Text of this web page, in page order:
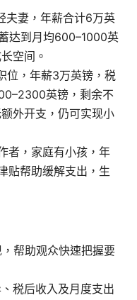
夫妻，年薪合计6万英
达到月均600–1000英
空间。
位，年薪3万英镑，税
英镑，剩余不
外开支，仍可实现小
者，家庭有小孩，年
贴帮助缓解支出，生
帮助观众快速把握要
税后收入及月度支出